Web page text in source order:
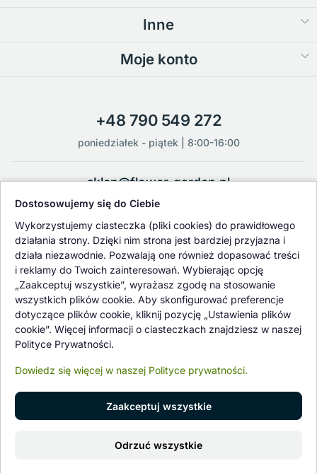
Dodaj do koszyka
Inne
Moje konto
+48 790 549 272
poniedziałek - piątek | 8:00-16:00
sklep@flower-garden.pl
Oferowane przez nas rośliny i nasiona podlegają regularnej ścisłej
kontroli jakości oraz kontroli zdrowotnej przeprowadzanej przez
wykwalifikowane osoby z Państwowej Inspekcji Ochrony Roślin i
Nasiennictwa.
© 1997 - 2026 flower-garden.pl | Wszelkie prawa zastrzeżone.
Dostosowujemy się do Ciebie
Wykorzystujemy ciasteczka (pliki cookies) do prawidłowego
działania strony. Dzięki nim strona jest bardziej przyjazna i
działa niezawodnie. Pozwalają one również dopasować treści
i reklamy do Twoich zainteresowań. Wybierając opcję
„Zaakceptuj wszystkie”, wyrażasz zgodę na stosowanie
wszystkich plików cookie. Aby skonfigurować preferencje
dotyczące plików cookie, kliknij pozycję „Ustawienia plików
cookie”. Więcej informacji o ciasteczkach znajdziesz w naszej
Polityce Prywatności.
Dowiedz się więcej w naszej Polityce prywatności.
Zaakceptuj wszystkie
Odrzuć wszystkie